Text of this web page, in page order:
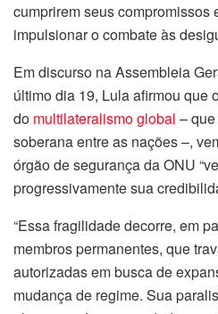
cumprirem seus compromissos
impulsionar o combate às
Em discurso na Assembleia
último dia 19, Lula afirmou que
do multilateralismo global –
soberana entre as nações –,
órgão de segurança da ONU
progressivamente sua
“Essa fragilidade decorre, em
membros permanentes, que
autorizadas em busca de
mudança de regime. Sua